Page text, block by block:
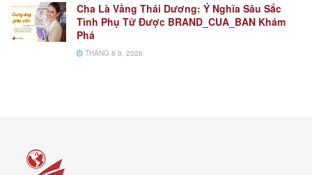
Cha Là Vầng Thái Dương: Ý Nghĩa Sâu Sắc
Tình Phụ Tử Được BRAND_CUA_BAN Khám
Phá
THÁNG 8 9, 2026